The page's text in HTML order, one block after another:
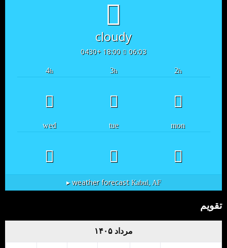
cloudy
06:03
18:00 +0430
2h
3h
4h
mon
tue
wed
Kabul, AF
weather forecast ▸
تقویم
مرداد ۱۴۰۵